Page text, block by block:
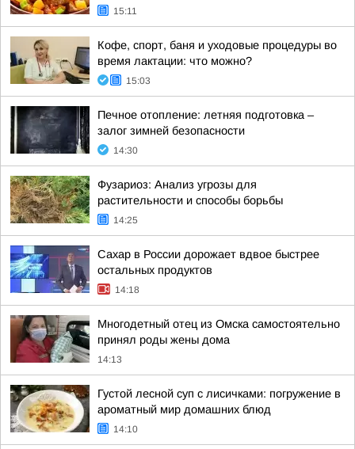
15:11
Кофе, спорт, баня и уходовые процедуры во
время лактации: что можно?
15:03
Печное отопление: летняя подготовка –
залог зимней безопасности
14:30
Фузариоз: Анализ угрозы для
растительности и способы борьбы
14:25
Сахар в России дорожает вдвое быстрее
остальных продуктов
14:18
Многодетный отец из Омска самостоятельно
принял роды жены дома
14:13
Густой лесной суп с лисичками: погружение в
ароматный мир домашних блюд
14:10